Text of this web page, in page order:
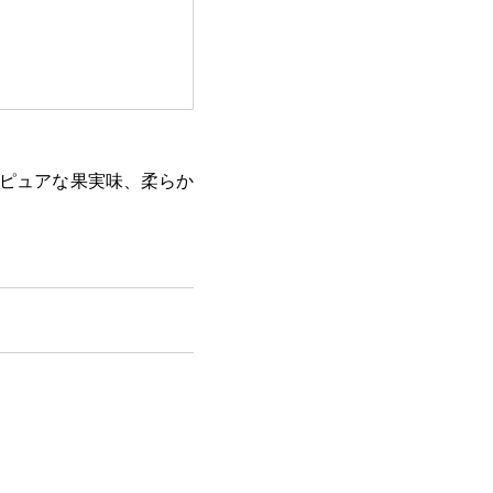
ュアな果実味、柔らか